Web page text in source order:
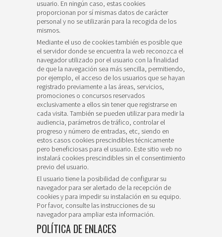
usuario. En ningún caso, estas cookies
proporcionan por sí mismas datos de carácter
personal y no se utilizarán para la recogida de los
mismos.
Mediante el uso de cookies también es posible que
el servidor donde se encuentra la web reconozca el
navegador utilizado por el usuario con la finalidad
de que la navegación sea más sencilla, permitiendo,
por ejemplo, el acceso de los usuarios que se hayan
registrado previamente a las áreas, servicios,
promociones o concursos reservados
exclusivamente a ellos sin tener que registrarse en
cada visita. También se pueden utilizar para medir la
audiencia, parámetros de tráfico, controlar el
progreso y número de entradas, etc, siendo en
estos casos cookies prescindibles técnicamente
pero beneficiosas para el usuario. Este sitio web no
instalará cookies prescindibles sin el consentimiento
previo del usuario.
El usuario tiene la posibilidad de configurar su
navegador para ser alertado de la recepción de
cookies y para impedir su instalación en su equipo.
Por favor, consulte las instrucciones de su
navegador para ampliar esta información.
POLÍTICA DE ENLACES